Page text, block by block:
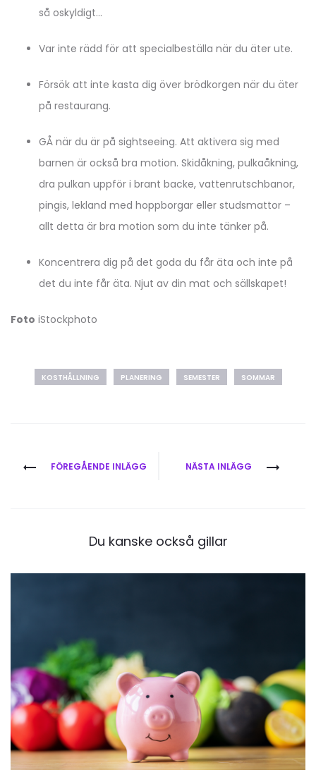
så oskyldigt…
Var inte rädd för att specialbeställa när du äter ute.
Försök att inte kasta dig över brödkorgen när du äter
på restaurang.
GÅ när du är på sightseeing. Att aktivera sig med
barnen är också bra motion. Skidåkning, pulkaåkning,
dra pulkan uppför i brant backe, vattenrutschbanor,
pingis, lekland med hoppborgar eller studsmattor –
allt detta är bra motion som du inte tänker på.
Koncentrera dig på det goda du får äta och inte på
det du inte får äta. Njut av din mat och sällskapet!
Foto iStockphoto
KOSTHÅLLNING PLANERING SEMESTER SOMMAR
Inläggsnavigering
FÖREGÅENDE INLÄGG NÄSTA INLÄGG
Du kanske också gillar